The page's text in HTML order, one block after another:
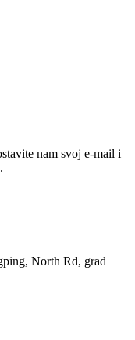
nam svoj e-mail i
North Rd, grad